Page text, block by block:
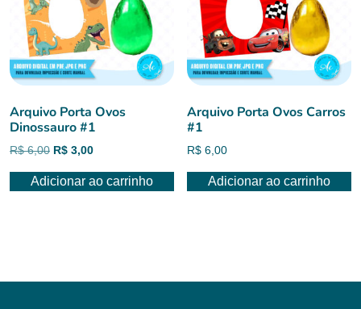
Arquivo Porta Ovos
Dinossauro #1
R$6,00 O
original
R$ 3,00O
atual
Adicionar ao carrinho
Arquivo Porta Ovos Carros
#1
R$ 6,00
Adicionar ao carrinho